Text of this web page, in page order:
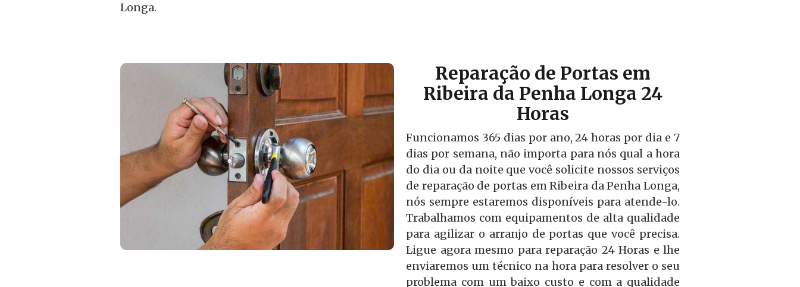
Longa.
Reparação de Portas em
Ribeira da Penha Longa 24
Horas
Funcionamos 365 dias por ano, 24 horas por dia e 7
dias por semana, não importa para nós qual a hora
do dia ou da noite que você solicite nossos serviços
de reparação de portas em Ribeira da Penha Longa,
nós sempre estaremos disponíveis para atende-lo.
Trabalhamos com equipamentos de alta qualidade
para agilizar o arranjo de portas que você precisa.
Ligue agora mesmo para reparação 24 Horas e lhe
enviaremos um técnico na hora para resolver o seu
problema com um baixo custo e com a qualidade